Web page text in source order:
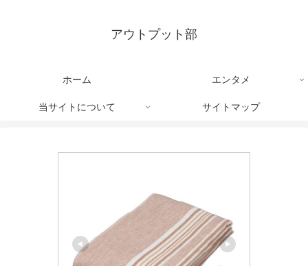
アウトプット部
ホーム エンタメ
当サイトについて サイトマップ